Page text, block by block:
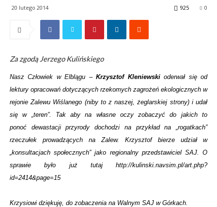
20 lutego 2014 0
925
Za zgodą Jerzego Kulińskiego
Nasz Człowiek w Elblągu –Krzysztof Kleniewskioderwał się od
lektury opracowań dotyczących rzekomych zagrożeń ekologicznych w
rejonie Zalewu Wiślanego (niby to z naszej, żeglarskiej strony) i udał
się w „teren”. Tak aby na własne oczy zobaczyć do jakich to
ponoć dewastacji przyrody dochodzi na przykład na „rogatkach”
rzeczułek prowadzących na Zalew. Krzysztof bierze udział w
„konsultacjach społecznych” jako regionalny przedstawiciel SAJ. O
sprawie było już tutaj http://kulinski.navsim.pl/art.php?
id=2414&page=15
Krzysiowi dziękuję, do zobaczenia na Walnym SAJ w Górkach.